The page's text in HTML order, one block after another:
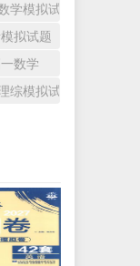
学模拟试题
拟试题
数学
综模拟试题